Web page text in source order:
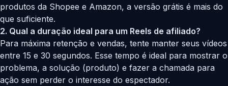
produtos da Shopee e Amazon, a versão grátis é mais do
que suficiente.
2. Qual a duração ideal para um Reels de afiliado?
Para máxima retenção e vendas, tente manter seus vídeos
entre 15 e 30 segundos. Esse tempo é ideal para mostrar o
problema, a solução (produto) e fazer a chamada para
ação sem perder o interesse do espectador.